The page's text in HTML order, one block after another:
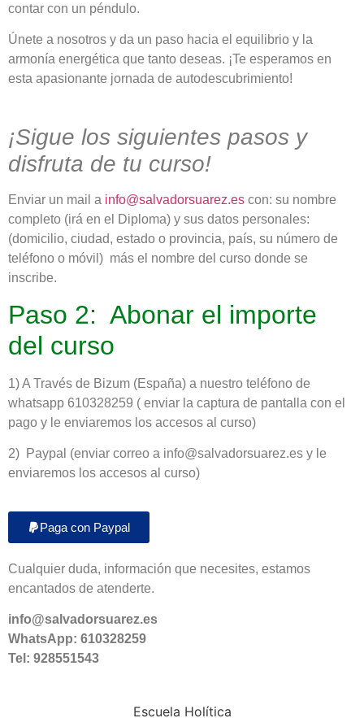
contar con un péndulo.
Únete a nosotros y da un paso hacia el equilibrio y la
armonía energética que tanto deseas. ¡Te esperamos en
esta apasionante jornada de autodescubrimiento!
¡Sigue los siguientes pasos y
disfruta de tu curso!
Enviar un mail a info@salvadorsuarez.es con: su nombre
completo (irá en el Diploma) y sus datos personales:
(domicilio, ciudad, estado o provincia, país, su número de
teléfono o móvil) más el nombre del curso donde se
inscribe.
Paso 2: Abonar el importe
del curso
1) A Través de Bizum (España) a nuestro teléfono de
whatsapp 610328259 ( enviar la captura de pantalla con el
pago y le enviaremos los accesos al curso)
2) Paypal (enviar correo a info@salvadorsuarez.es y le
enviaremos los accesos al curso)
Paga con Paypal
Cualquier duda, información que necesites, estamos
encantados de atenderte.
info@salvadorsuarez.es
WhatsApp: 610328259
Tel: 928551543
Escuela Holítica